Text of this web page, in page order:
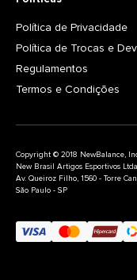
Política de Privacidade
Política de Trocas e
Regulamentos
Termos e Condições
Copyright © 2018 NewBalance,
New Brasil Artigos Esportivos Ltda
Av. Queiroz Filho, 1560 - Torre
São Paulo - SP